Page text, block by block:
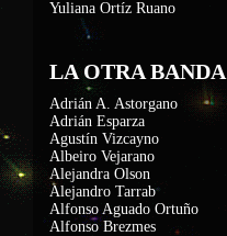
Yuliana Ortíz Ruano
LA OTRA BANDA
Adrián A. Astorgano
Adrián Esparza
Agustín Vizcayno
Albeiro Vejarano
Alejandra Olson
Alejandro Tarrab
Alfonso Aguado Ortuño
Alfonso Brezmes